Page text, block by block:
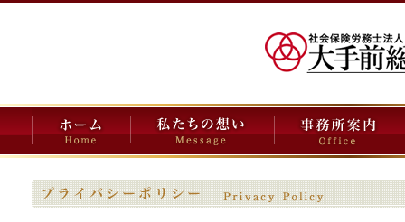
ちの想い 事務所案内 取扱い業務